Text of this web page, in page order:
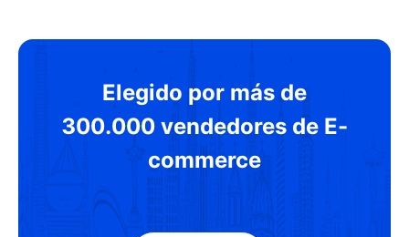
Elegido por más de
300.000 vendedores de E-
commerce